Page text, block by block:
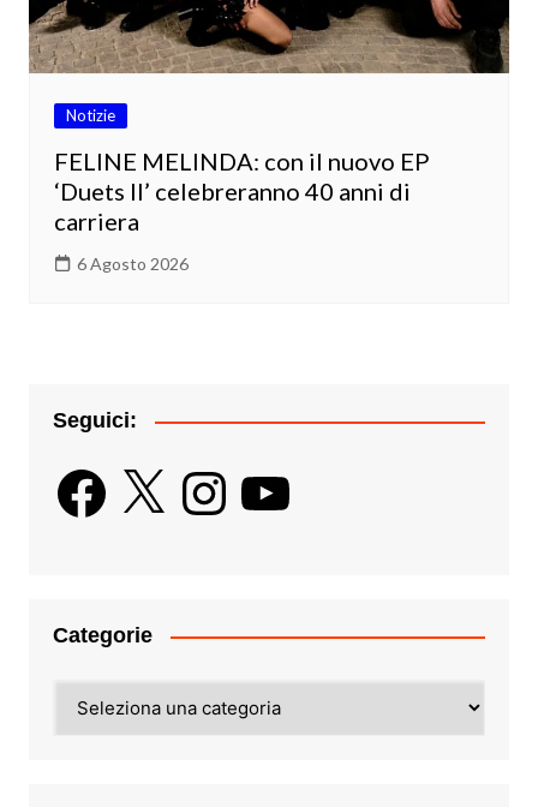
Notizie
FELINE MELINDA: con il nuovo EP
‘Duets II’ celebreranno 40 anni di
carriera
6 Agosto 2026
Seguici:
Facebook
X InstagramYouTube
Categorie